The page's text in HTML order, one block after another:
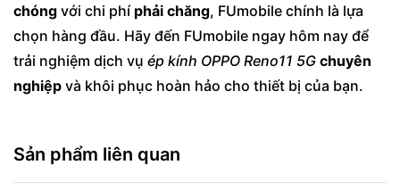
chóng với chi phí phải chăng, FUmobile chính là lựa
chọn hàng đầu. Hãy đến FUmobile ngay hôm nay để
trải nghiệm dịch vụ ép kính OPPO Reno11 5G chuyên
nghiệp và khôi phục hoàn hảo cho thiết bị của bạn.
Sản phẩm liên quan